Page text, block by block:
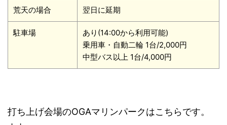
荒天の場合 翌日に延期
駐車場
あり(14:00から利用可能)
乗用車・自動二輪 1台/2,000円
中型バス以上 1台/4,000円
打ち上げ会場のOGAマリンパークはこちらです。